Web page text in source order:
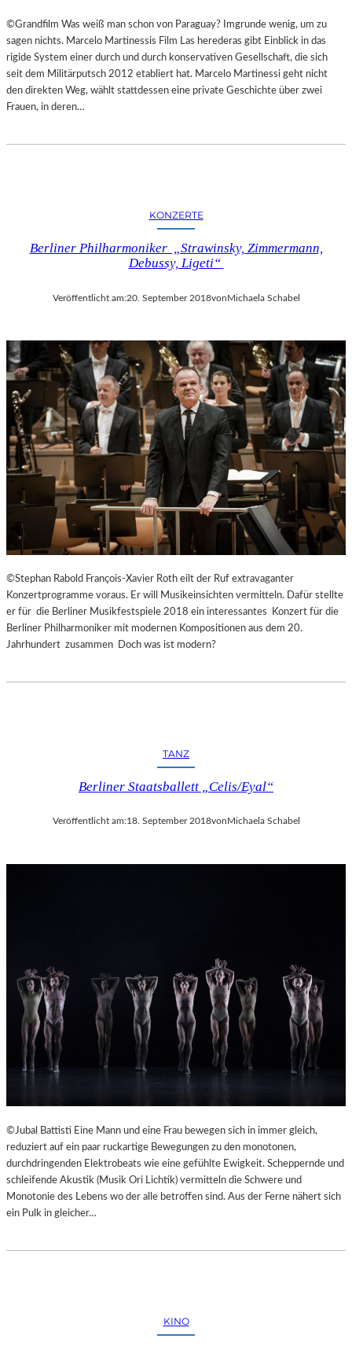
©Grandfilm Was weiß man schon von Paraguay? Imgrunde wenig, um zu
sagen nichts. Marcelo Martinessis Film Las herederas gibt Einblick in das
rigide System einer durch und durch konservativen Gesellschaft, die sich
seit dem Militärputsch 2012 etabliert hat. Marcelo Martinessi geht nicht
den direkten Weg, wählt stattdessen eine private Geschichte über zwei
Frauen, in deren…
KONZERTE
Berliner Philharmoniker „Strawinsky, Zimmermann,
Debussy, Ligeti“
Veröffentlicht am:20. September 2018vonMichaela Schabel
©Stephan Rabold François-Xavier Roth eilt der Ruf extravaganter
Konzertprogramme voraus. Er will Musikeinsichten vermitteln. Dafür stellte
er für die Berliner Musikfestspiele 2018 ein interessantes Konzert für die
Berliner Philharmoniker mit modernen Kompositionen aus dem 20.
Jahrhundert zusammen Doch was ist modern?
TANZ
Berliner Staatsballett „Celis/Eyal“
Veröffentlicht am:18. September 2018von Michaela Schabel
©Jubal Battisti Eine Mann und eine Frau bewegen sich in immer gleich,
reduziert auf ein paar ruckartige Bewegungen zu den monotonen,
durchdringenden Elektrobeats wie eine gefühlte Ewigkeit. Scheppernde und
schleifende Akustik (Musik Ori Lichtik) vermitteln die Schwere und
Monotonie des Lebens wo der alle betroffen sind. Aus der Ferne nähert sich
ein Pulk in gleicher…
KINO